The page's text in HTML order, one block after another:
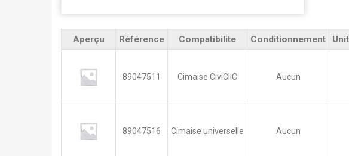
Aperçu Référence Compatibilite Conditionnement
89047511 Cimaise CiviCliC Aucun
89047516 Cimaise universelle Aucun